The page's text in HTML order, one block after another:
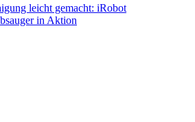
leicht gemacht: iRobot
in Aktion